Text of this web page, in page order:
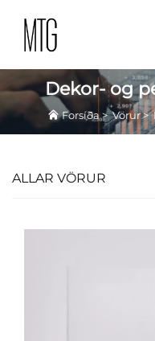
Dekor- og
Forsíða>Vörur>
ALLAR VÖRUR